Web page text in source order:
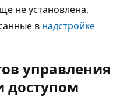
не установлена,
в надстройке
управления
доступом